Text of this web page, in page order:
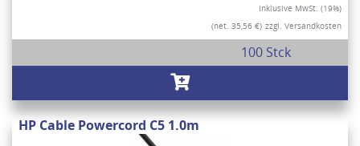
Inklusive MwSt. (19%)
(net. 35,56 €) zzgl. Versandkosten
100 Stck
HP Cable Powercord C5 1.0m